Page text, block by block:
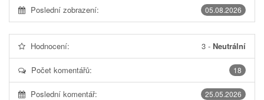
05.08.2026
Poslední zobrazení:
Hodnocení: 3 - Neutrální
18
Počet komentářů:
25.05.2026
Poslední komentář: